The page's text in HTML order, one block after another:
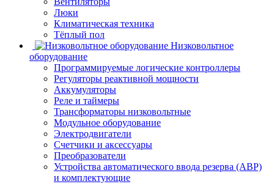
Люки
Климатическая техника
Тёплый пол
Низковольтное
оборудование
Программируемые логические контроллеры
Регуляторы реактивной мощности
Аккумуляторы
Реле и таймеры
Трансформаторы низковольтные
Модульное оборудование
Электродвигатели
Счетчики и аксессуары
Преобразователи
Устройства автоматического ввода резерва (АВР)
и комплектующие